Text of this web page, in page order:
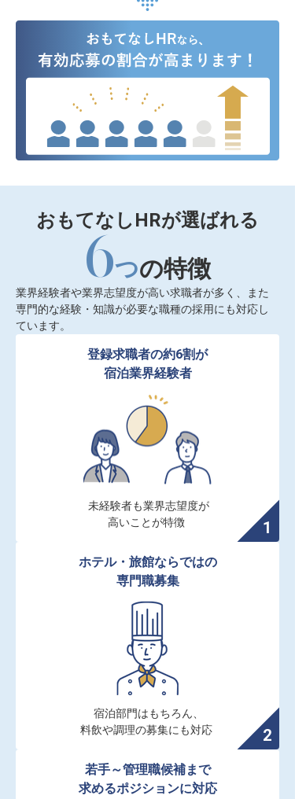
おもてなしHRが選ばれる
6つの特徴
業界経験者や業界志望度が高い求職者が多く、また
専門的な経験・知識が必要な職種の採用にも対応し
ています。
登録求職者の約6割が
宿泊業界経験者
未経験者も業界志望度が
高いことが特徴
ホテル・旅館ならではの
専門職募集
宿泊部門はもちろん、
料飲や調理の募集にも対応
若手～管理職候補まで
求めるポジションに対応